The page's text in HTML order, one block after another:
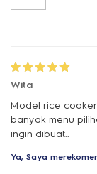
Wita
Model rice
banyak menu
ingin dibuat..
Ya, Saya